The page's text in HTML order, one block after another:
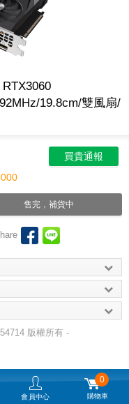
19.8cm/雙風扇/
買貴通報
售完，補貨中
版權所有 -
會員中心
0
購物車